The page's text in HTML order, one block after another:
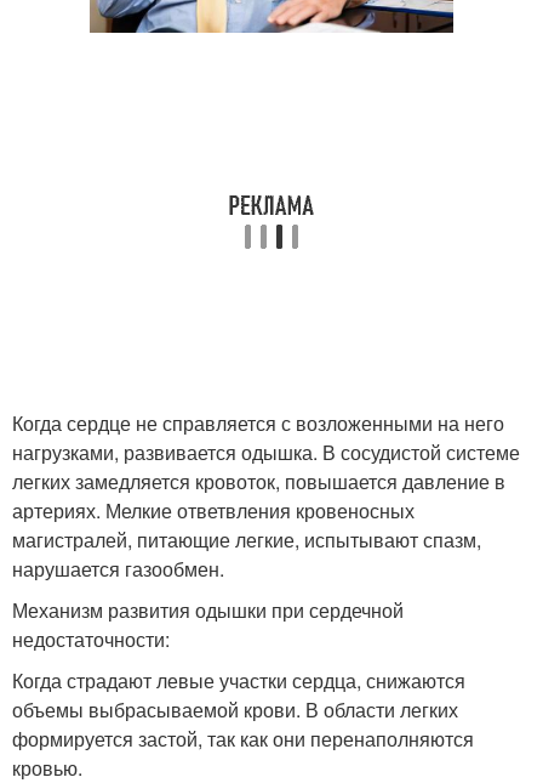
Когда сердце не справляется с возложенными на него
нагрузками, развивается одышка. В сосудистой системе
легких замедляется кровоток, повышается давление в
артериях. Мелкие ответвления кровеносных
магистралей, питающие легкие, испытывают спазм,
нарушается газообмен.
Механизм развития одышки при сердечной
недостаточности:
Когда страдают левые участки сердца, снижаются
объемы выбрасываемой крови. В области легких
формируется застой, так как они перенаполняются
кровью.